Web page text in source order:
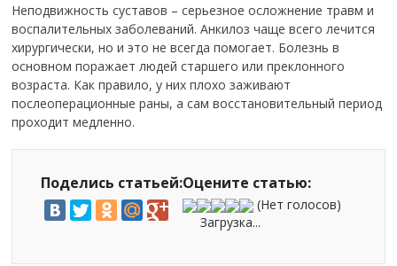
Неподвижность суставов – серьезное осложнение травм и
воспалительных заболеваний. Анкилоз чаще всего лечится
хирургически, но и это не всегда помогает. Болезнь в
основном поражает людей старшего или преклонного
возраста. Как правило, у них плохо заживают
послеоперационные раны, а сам восстановительный период
проходит медленно.
Поделись статьей:Оцените статью:
(Нет голосов)
Загрузка...